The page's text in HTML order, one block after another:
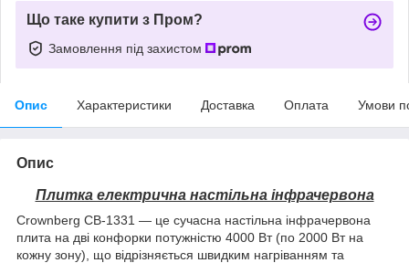
Що таке купити з Пром?
Замовлення під захистом
Опис Характеристики Доставка Оплата Умови
Опис
Плитка електрична настільна інфрачервона
Crownberg CB-1331 — це сучасна настільна інфрачервона
плита на дві конфорки потужністю 4000 Вт (по 2000 Вт на
кожну зону), що відрізняється швидким нагріванням та